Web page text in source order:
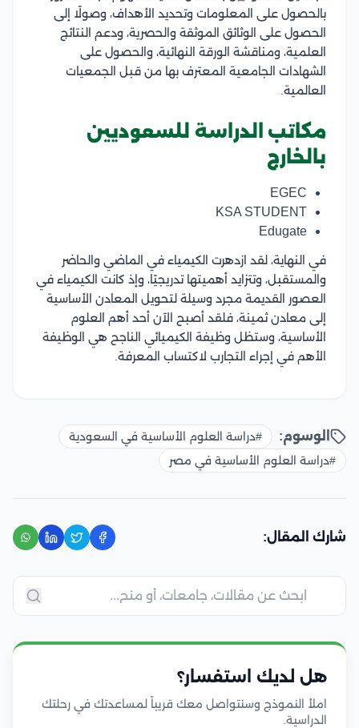
بالحصول على المعلومات وتحديد الأهداف، وصولًا إلى
الحصول على الوثائق الموثقة والحصرية، ودعم النتائج
العلمية، ومناقشة الورقة النهائية، والحصول على
الشهادات الجامعية المعترف بها من قبل الجمعيات
العالمية.
مكاتب الدراسة للسعوديين
بالخارج
EGEC
KSA STUDENT
Edugate
في النهاية، لقد ازدهرت الكيمياء في الماضي والحاضر
والمستقبل، وتتزايد أهميتها تدريجيًا، وإذ كانت الكيمياء في
العصور القديمة مجرد وسيلة لتحويل المعادن الأساسية
إلى معادن ثمينة، فلقد أصبح الآن أحد أهم العلوم
الأساسية، وستظل وظيفة الكيميائي الناجح هي الوظيفة
الأهم في إجراء التجارب لاكتساب المعرفة.
الوسوم:
#دراسة العلوم الأساسية في السعودية
#دراسة العلوم الأساسية في مصر
شارك المقال:
هل لديك استفسار؟
املأ النموذج وسنتواصل معك قريباً لمساعدتك في رحلتك
الدراسية.